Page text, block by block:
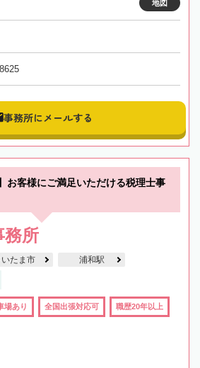
地図
事務所にメールする
お客様にご満足いただける税理士事
務所
いたま市 浦和駅
場あり 全国出張対応可 職歴20年以上